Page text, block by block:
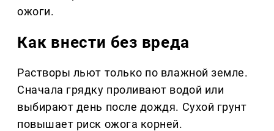
ожоги.
Как внести без вреда
Растворы льют только по влажной земле.
Сначала грядку проливают водой или
выбирают день после дождя. Сухой грунт
повышает риск ожога корней.